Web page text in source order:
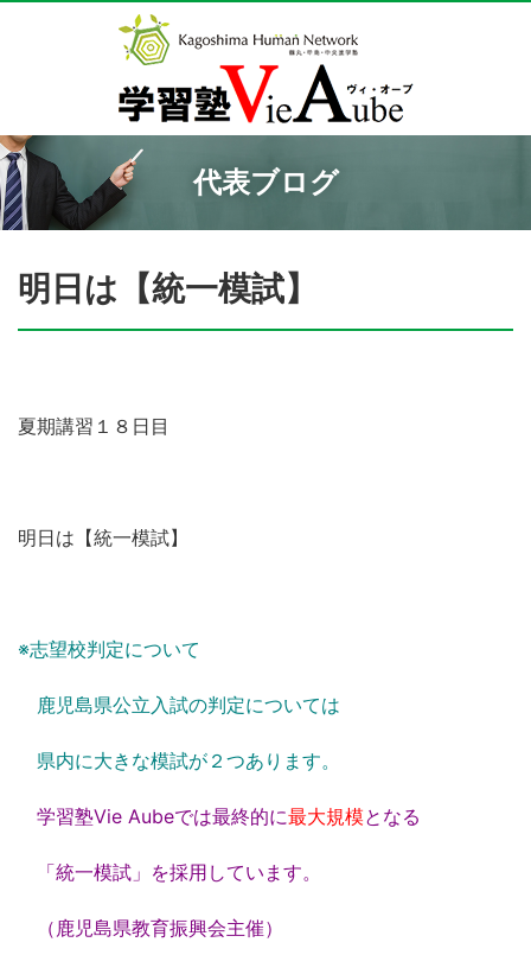
代表ブログ
明日は【統一模試】
夏期講習１８日目
明日は【統一模試】
※志望校判定について
鹿児島県公立入試の判定については
県内に大きな模試が２つあります。
学習塾Vie Aubeでは最終的に最大規模となる
「統一模試」を採用しています。
（鹿児島県教育振興会主催）